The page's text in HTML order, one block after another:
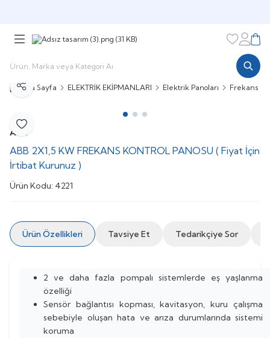
Favorilerim
Ana Sayfa ELEKTRİK EKİPMANLARI Elektrik Panoları Frekans
Favoriye Ekle
Paylaş
ABB
ABB 2X1,5 KW FREKANS KONTROL PANOSU ( Fiyat İçin
İrtibat Kurunuz )
Ürün Kodu: 4221
Ürün Özellikleri Tavsiye Et Tedarikçiye Sor
2 ve daha fazla pompalı sistemlerde eş yaşlanma
özelliği
Sensör bağlantısı kopması, kavitasyon, kuru çalışma
sebebiyle oluşan hata ve arıza durumlarında sistemi
koruma